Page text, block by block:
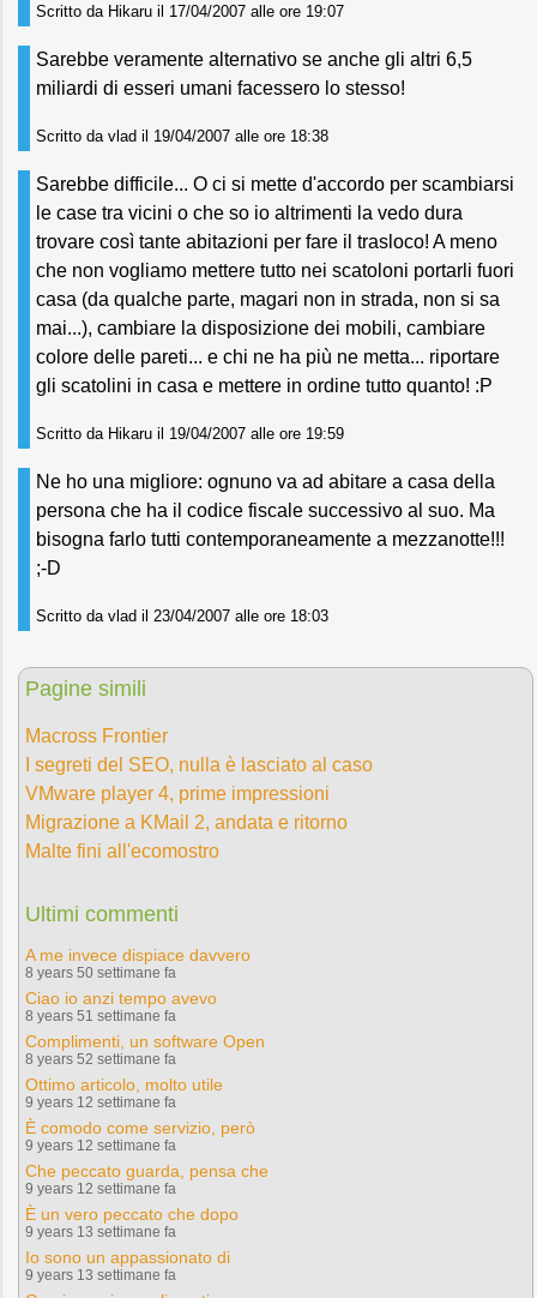
Scritto da Hikaru il 17/04/2007 alle ore 19:07
Sarebbe veramente alternativo se anche gli altri 6,5
miliardi di esseri umani facessero lo stesso!
Scritto da vlad il 19/04/2007 alle ore 18:38
Sarebbe difficile... O ci si mette d'accordo per scambiarsi
le case tra vicini o che so io altrimenti la vedo dura
trovare così tante abitazioni per fare il trasloco! A meno
che non vogliamo mettere tutto nei scatoloni portarli fuori
casa (da qualche parte, magari non in strada, non si sa
mai...), cambiare la disposizione dei mobili, cambiare
colore delle pareti... e chi ne ha più ne metta... riportare
gli scatolini in casa e mettere in ordine tutto quanto! :P
Scritto da Hikaru il 19/04/2007 alle ore 19:59
Ne ho una migliore: ognuno va ad abitare a casa della
persona che ha il codice fiscale successivo al suo. Ma
bisogna farlo tutti contemporaneamente a mezzanotte!!!
;-D
Scritto da vlad il 23/04/2007 alle ore 18:03
Pagine simili
Macross Frontier
I segreti del SEO, nulla è lasciato al caso
VMware player 4, prime impressioni
Migrazione a KMail 2, andata e ritorno
Malte fini all'ecomostro
Ultimi commenti
A me invece dispiace davvero
8 years 50 settimane fa
Ciao io anzi tempo avevo
8 years 51 settimane fa
Complimenti, un software Open
8 years 52 settimane fa
Ottimo articolo, molto utile
9 years 12 settimane fa
È comodo come servizio, però
9 years 12 settimane fa
Che peccato guarda, pensa che
9 years 12 settimane fa
È un vero peccato che dopo
9 years 13 settimane fa
Io sono un appassionato di
9 years 13 settimane fa